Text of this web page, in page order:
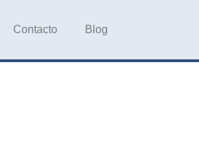
Contacto Blog